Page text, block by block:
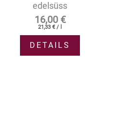
edelsüss
16,00 €
21,33€ /
DETAILS